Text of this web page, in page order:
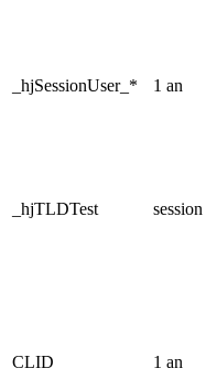
_hjSessionUser_* 1 an
_hjTLDTest session
CLID 1 an